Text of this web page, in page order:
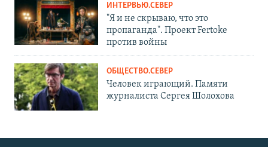
ИНТЕРВЬЮ.СЕВЕР
"Я и не скрываю, что это
пропаганда". Проект Fertoke
против войны
ОБЩЕСТВО.СЕВЕР
Человек играющий. Памяти
журналиста Сергея Шолохова